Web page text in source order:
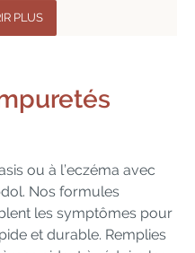
PLUS
ou à l’eczéma avec
Nos formules
les symptômes pour
et durable. Remplies